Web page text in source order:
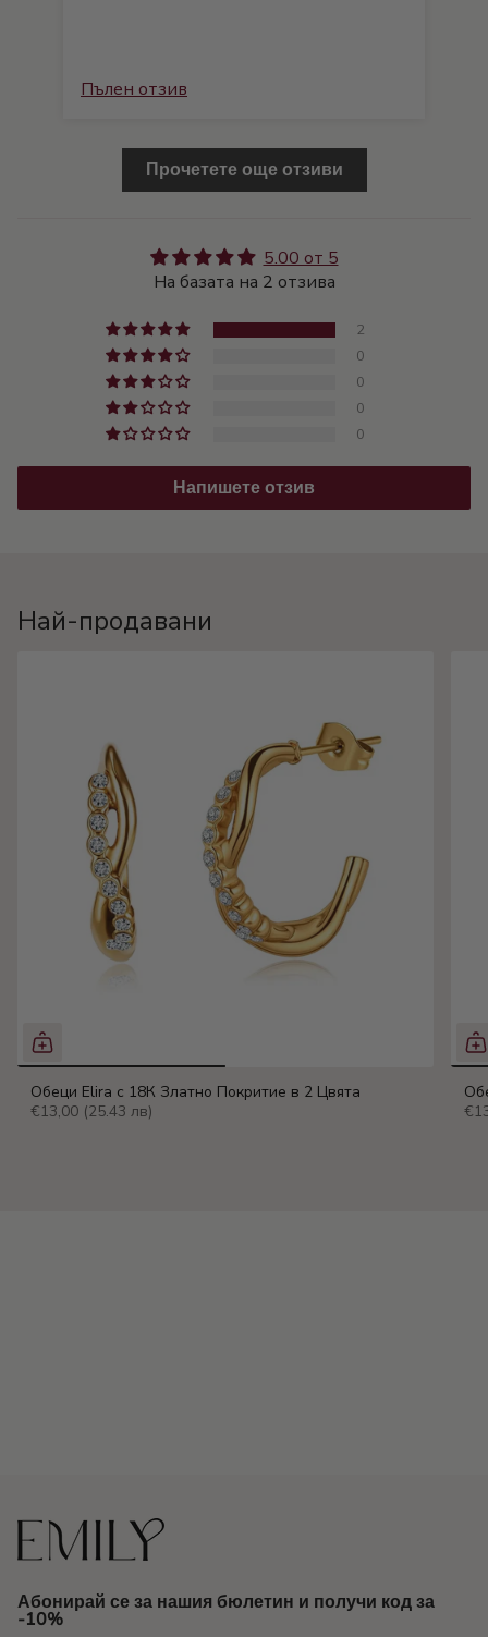
Пълен отзив
Прочетете още отзиви
5.00 от 5
На базата на 2 отзива
2
0
0
0
0
Напишете отзив
Най-продавани
Обеци Elira с 18К Златно Покритие в 2 Цвята
€13,00 (25.43 лв)
Абонирай се за нашия бюлетин и получи код за
-10%